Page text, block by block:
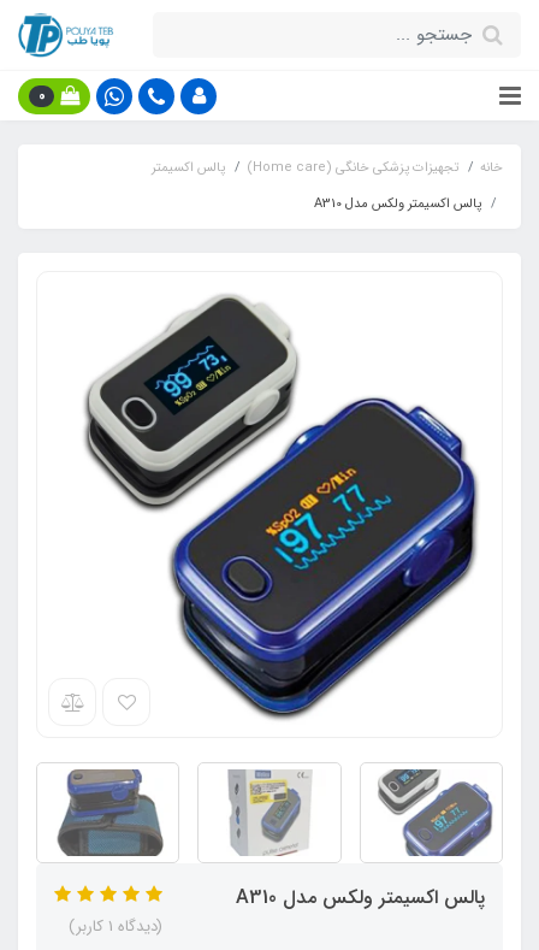
0
خانه تجهیزات پزشکی خانگی (Home care)
پالس اکسیمتر
پالس اکسیمتر ولکس مدل A310
پالس اکسیمتر ولکس مدل A310
(دیدگاه 1 کاربر)